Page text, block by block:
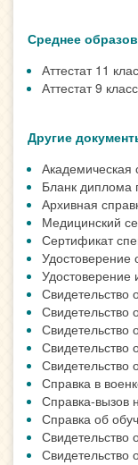
Среднее
Аттестат 11
Аттестат 9
Другие
Академическая
Бланк диплома
Архивная
Медицинский
Сертификат
Удостоверение
Свидетельство
Свидетельство
Свидетельство
Свидетельство
Справка в
Справка-вызов
Справка об
Свидетельство